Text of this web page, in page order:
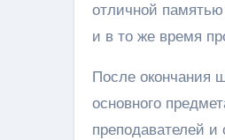
отличной
и в то же время
После окончания
основного
преподавателей